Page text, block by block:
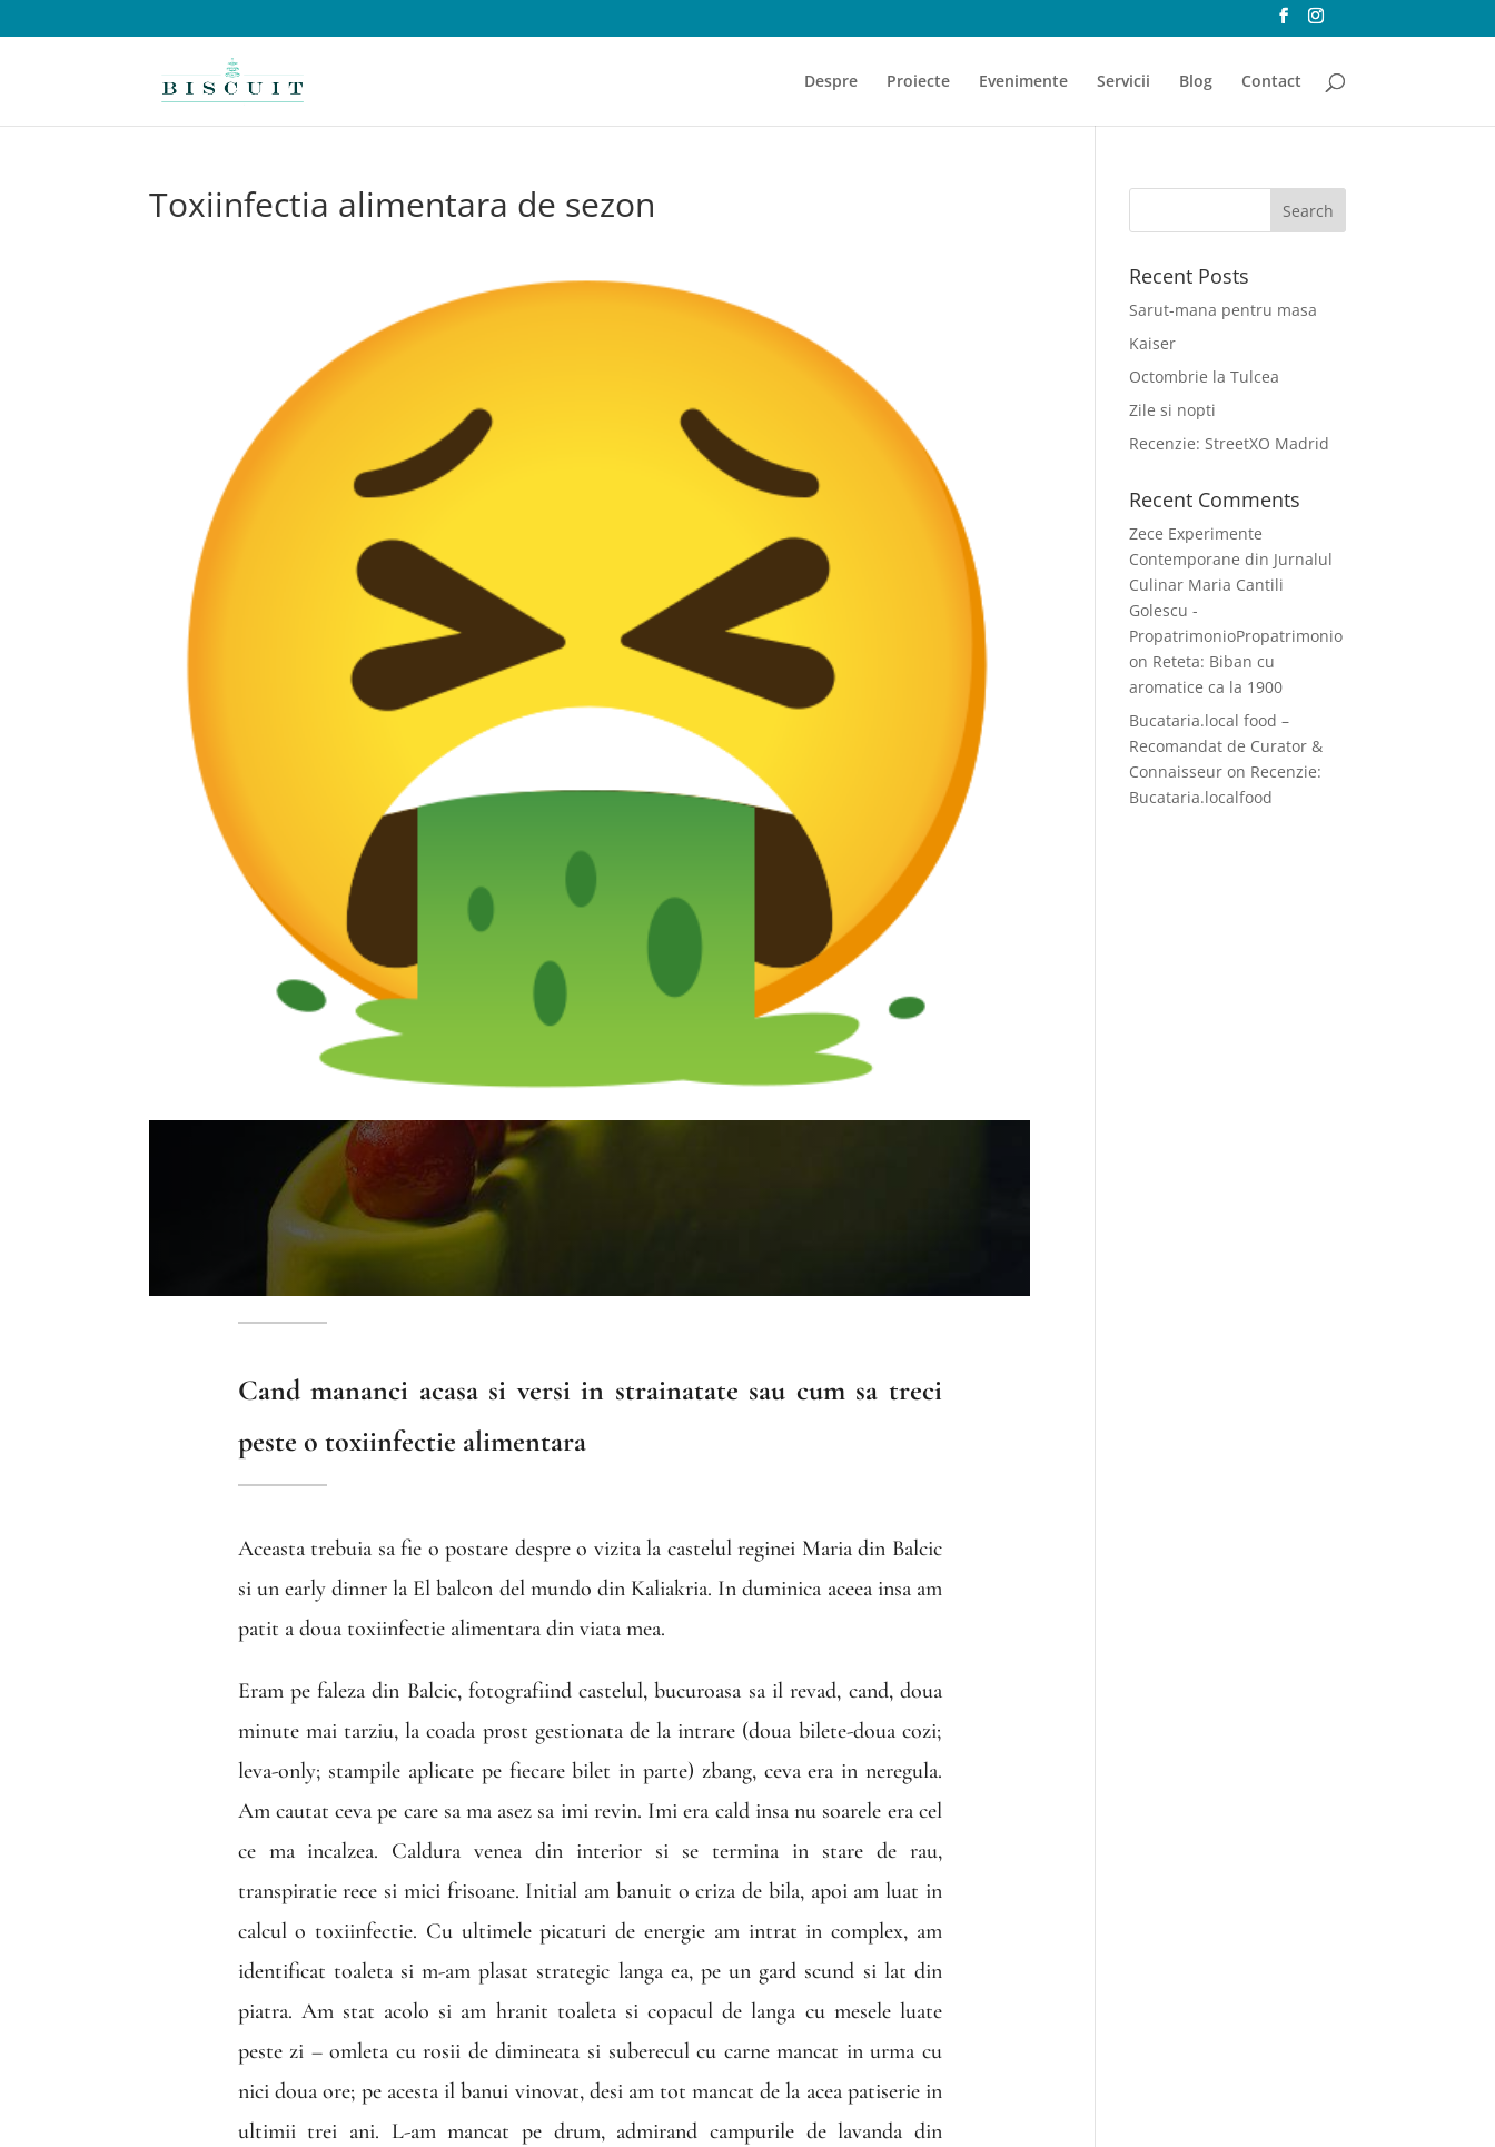
Despre Proiecte Evenimente Servicii Blog Contact
Toxiinfectia alimentara de sezon
Cand mananci acasa si versi in strainatate sau cum sa treci
peste o toxiinfectie alimentara
Aceasta trebuia sa fie o postare despre o vizita la castelul reginei Maria din Balcic
si un early dinner la El balcon del mundo din Kaliakria. In duminica aceea insa am
patit a doua toxiinfectie alimentara din viata mea.
Eram pe faleza din Balcic, fotografiind castelul, bucuroasa sa il revad, cand, doua
minute mai tarziu, la coada prost gestionata de la intrare (doua bilete-doua cozi;
leva-only; stampile aplicate pe fiecare bilet in parte) zbang, ceva era in neregula.
Am cautat ceva pe care sa ma asez sa imi revin. Imi era cald insa nu soarele era cel
ce ma incalzea. Caldura venea din interior si se termina in stare de rau,
transpiratie rece si mici frisoane. Initial am banuit o criza de bila, apoi am luat in
calcul o toxiinfectie. Cu ultimele picaturi de energie am intrat in complex, am
identificat toaleta si m-am plasat strategic langa ea, pe un gard scund si lat din
piatra. Am stat acolo si am hranit toaleta si copacul de langa cu mesele luate
peste zi – omleta cu rosii de dimineata si suberecul cu carne mancat in urma cu
nici doua ore; pe acesta il banui vinovat, desi am tot mancat de la acea patiserie in
ultimii trei ani. L-am mancat pe drum, admirand campurile de lavanda din
Recent Posts
Sarut-mana pentru masa
Kaiser
Octombrie la Tulcea
Zile si nopti
Recenzie: StreetXO Madrid
Recent Comments
Zece Experimente
Contemporane din Jurnalul
Culinar Maria Cantili
Golescu -
PropatrimonioPropatrimonio
on Reteta: Biban cu
aromatice ca la 1900
Bucataria.local food –
Recomandat de Curator &
Connaisseur on Recenzie:
Bucataria.localfood